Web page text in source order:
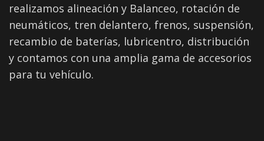
realizamos alineación y Balanceo, rotación de
neumáticos, tren delantero, frenos, suspensión,
recambio de baterías, lubricentro, distribución
y contamos con una amplia gama de accesorios
para tu vehículo.